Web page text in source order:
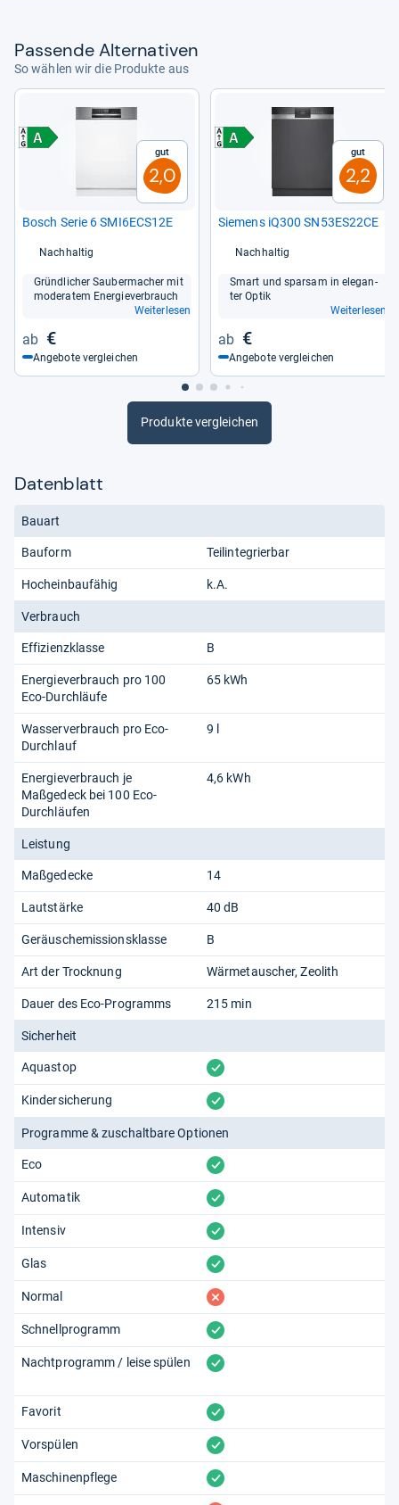
Pas­sende Alter­na­ti­ven
So wählen wir die Produkte aus
Gut
2,0
Bosch Serie 6 SMI6ECS12E
Nachhaltig
Gründ­li­cher Sau­ber­ma­cher mit
mode­ra­tem Ener­gie­ver­brauch
Weiterlesen
€
Angebote vergleichen
Gut
2,2
Sie­mens iQ300 SN53ES22CE
Nachhaltig
Smart und spar­sam in ele­gan­
ter Optik
Weiterlesen
€
Angebote vergleichen
Produkte vergleichen
Datenblatt
Bauart
Bauform Teilintegrierbar
Hocheinbaufähig k.A.
Verbrauch
Effizienzklasse B
Energieverbrauch pro 100
Eco-Durchläufe
65 kWh
Wasserverbrauch pro Eco-
Durchlauf
9 l
Energieverbrauch je
Maßgedeck bei 100 Eco-
Durchläufen
4,6 kWh
Leistung
Maßgedecke 14
Lautstärke 40 dB
Geräuschemissionsklasse B
Art der Trocknung Wärmetauscher Zeolith
Dauer des Eco-Programms 215 min
Sicherheit
Aquastop vorhanden
Kindersicherung vorhanden
Programme & zuschaltbare Optionen
Eco vorhanden
Automatik vorhanden
Intensiv vorhanden
Glas vorhanden
Normal fehlt
Schnellprogramm vorhanden
Nachtprogramm / leise spülen vorhanden
Favorit vorhanden
Vorspülen vorhanden
Maschinenpflege vorhanden